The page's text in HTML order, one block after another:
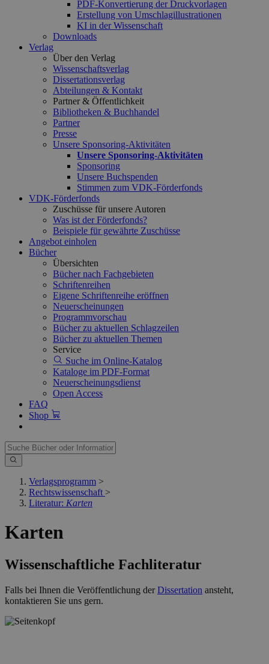
PDF-Konvertierung der Druckvorlagen
Erstellung von Umschlagillustrationen
KI in der Wissenschaft
Downloads
Verlag
Über den Verlag
Wissenschaftsverlag
Dissertationsverlag
Abteilungen & Kontakt
Partner & Öffentlichkeit
Bibliotheken & Buchhandel
Partner
Presse
Unsere Sponsoring-Aktivitäten
Unsere Sponsoring-Aktivitäten
Sponsoring
Unsere Buchspenden
Stimmen zum VDK-Förderfonds
VDK-Förderfonds
Zuschüsse für unsere Autoren
Was ist der Förderfonds?
Beispiele für gewährte Zuschüsse
Angebot einholen
Bücher
Übersichten
Bücher nach Fachgebieten
Schriftenreihen
Eigene Schriftenreihe eröffnen
Neuerscheinungen
Programmvorschau
Bücher zu aktuellen Schlagzeilen
Bücher zu aktuellen Themen
Service
Suche im Online-Katalog
Kataloge im PDF-Format
Neuerscheinungsdienst
Open Access
FAQ
Shop
Verlagsprogramm >
Rechtswissenschaft >
Literatur: Karten
Karten
Wissenschaftliche Fachliteratur
Falls bei Ihnen die Veröffentlichung derDissertation ansteht,
kontaktieren Sie uns gern.